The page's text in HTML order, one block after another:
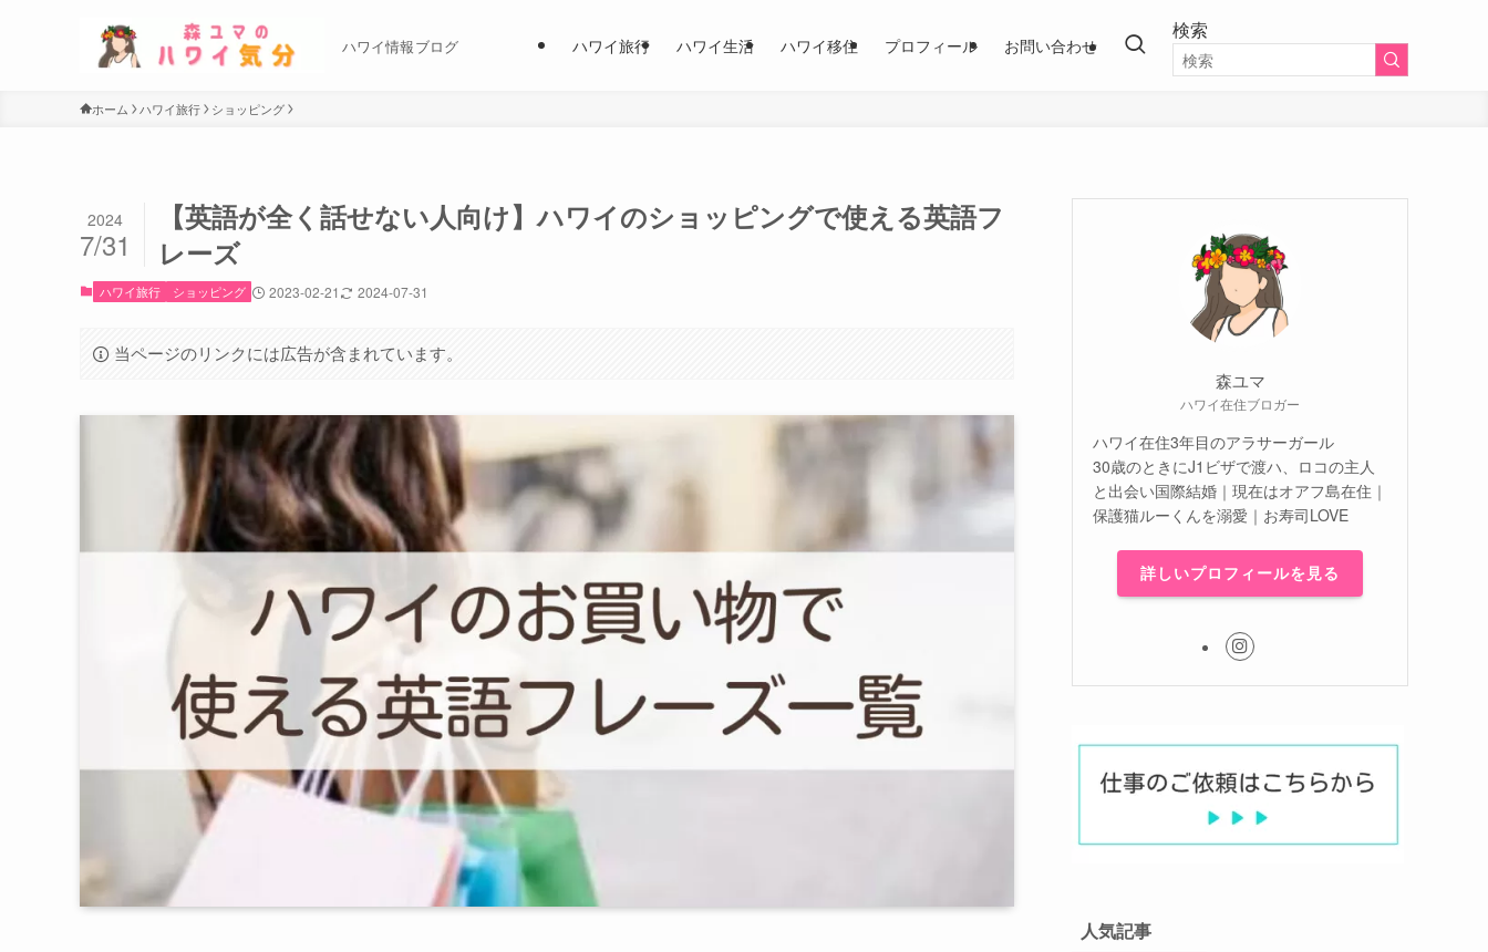
ハワイ情報ブログ ハワイ旅行 ハワイ生活 ハワイ移住 プロフィール お問い合わせ
検索
ホーム ハワイ旅行 ショッピング
【英語が全く話せない人向け】ハワイのショッピングで使える英語フ
レーズ
2024
7/31
ハワイ旅行 ショッピング 2023-02-21 2024-07-31
当ページのリンクには広告が含まれています。
森ユマ
ハワイ在住ブロガー
ハワイ在住3年目のアラサーガール
30歳のときにJ1ビザで渡ハ、ロコの主人
と出会い国際結婚｜現在はオアフ島在住｜
保護猫ルーくんを溺愛｜お寿司LOVE
詳しいプロフィールを見る
人気記事